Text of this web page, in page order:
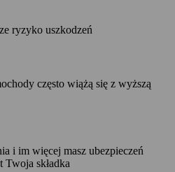
ryzyko uszkodzeń
często wiążą się z wyższą
i im więcej masz ubezpieczeń
składka